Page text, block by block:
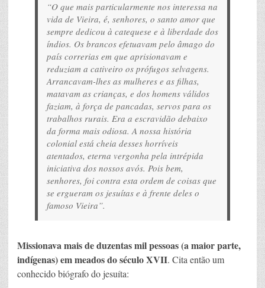
“O que mais particularmente nos interessa na
vida de Vieira, é, senhores, o santo amor que
sempre dedicou à catequese e à liberdade dos
índios. Os brancos efetuavam pelo âmago do
país correrias em que aprisionavam e
reduziam a cativeiro os prófugos selvagens.
Arrancavam-lhes as mulheres e as filhas,
matavam as crianças, e dos homens válidos
faziam, à força de pancadas, servos para os
trabalhos rurais. Era a escravidão debaixo
da forma mais odiosa. A nossa história
colonial está cheia desses horríveis
atentados, eterna vergonha pela intrépida
iniciativa dos nossos avós. Pois bem,
senhores, foi contra esta ordem de coisas que
se ergueram os jesuítas e à frente deles o
famoso Vieira”.
Missionava mais de duzentas mil pessoas (a maior parte,
indígenas) em meados do século XVII. Cita então um
conhecido biógrafo do jesuíta: